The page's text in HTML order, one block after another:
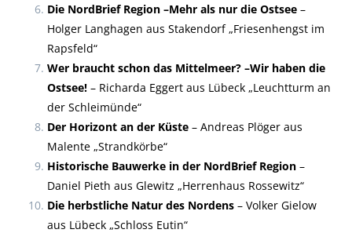
Die NordBrief Region –Mehr als nur die Ostsee–
Holger Langhagen aus Stakendorf „Friesenhengst im
Rapsfeld“
Wer braucht schon das Mittelmeer? –Wir haben die
Ostsee!– Richarda Eggert aus Lübeck „Leuchtturm an
der Schleimünde“
Der Horizont an der Küste– Andreas Plöger aus
Malente „Strandkörbe“
Historische Bauwerke in der NordBrief Region–
Daniel Pieth aus Glewitz „Herrenhaus Rossewitz“
Die herbstliche Natur des Nordens– Volker Gielow
aus Lübeck „Schloss Eutin“